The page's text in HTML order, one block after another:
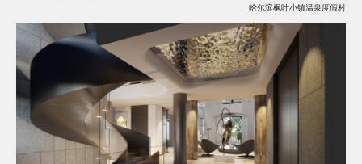
哈尔滨枫叶小镇温泉度假村